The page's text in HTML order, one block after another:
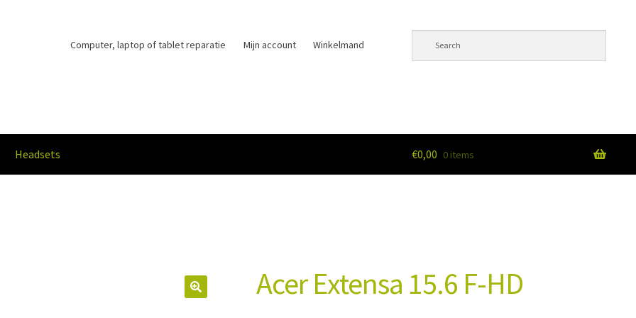
Computer, laptop of tablet reparatie Mijn account Winkelmand
Headsets €0,00 0 items
Acer Extensa 15.6 F-HD